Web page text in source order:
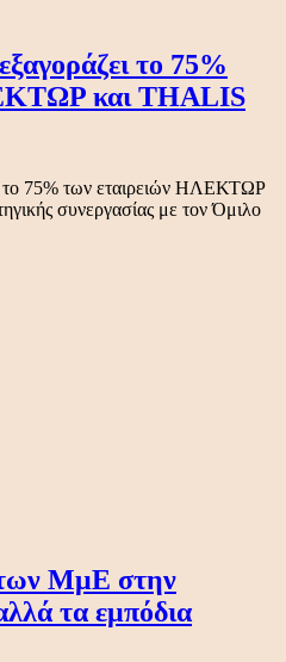
το 75%
και THALIS
75% των εταιρειών ΗΛΕΚΤΩΡ
συνεργασίας με τον Όμιλο
των ΜμΕ στην
τα εμπόδια